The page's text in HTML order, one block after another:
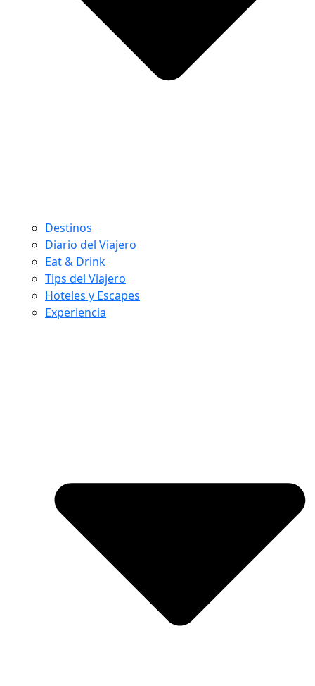
Destinos
Diario del Viajero
Eat & Drink
Tips del Viajero
Hoteles y Escapes
Experiencia